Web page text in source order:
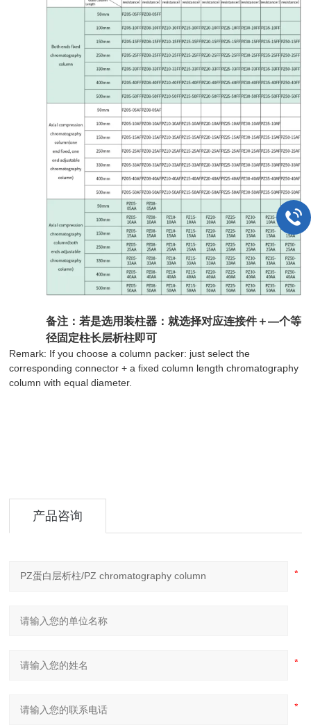
备注：若是选用装柱器：就选择对应连接件＋—个等
径固定柱长层析柱即可
Remark: If you choose a column packer: just select the
corresponding connector + a fixed column length chromatography
column with equal diameter.
产品咨询